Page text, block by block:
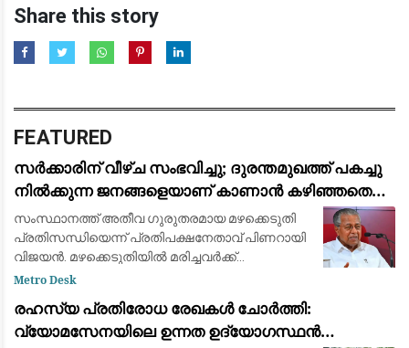
Share this story
FEATURED
സർക്കാരിന് വീഴ്ച സംഭവിച്ചു; ദുരന്തമുഖത്ത് പകച്ചു
നിൽക്കുന്ന ജനങ്ങളെയാണ് കാണാൻ കഴിഞ്ഞതെന്ന്
പിണറായി വിജയൻ
സംസ്ഥാനത്ത് അതീവ ഗുരുതരമായ മഴക്കെടുതി
പ്രതിസന്ധിയെന്ന് പ്രതിപക്ഷനേതാവ് പിണറായി
വിജയൻ. മഴക്കെടുതിയിൽ മരിച്ചവർക്ക്
ആദരാഞ്ജലികൾ. ദുരന്തമുഖത്ത് പകച്ചു
കഴിഞ്ഞതെന്ന് പ്രതിപക്ഷന
Metro Desk
രഹസ്യ പ്രതിരോധ രേഖകൾ ചോർത്തി:
വ്യോമസേനയിലെ ഉന്നത ഉദ്യോഗസ്ഥൻ